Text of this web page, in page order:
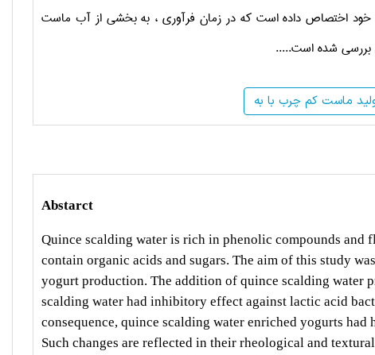
خود اختصاص داده است که در زمان فرآوری ، به بخشی از آب ماست
بررسی شده است.....
ماست کم چرب با به
Abstarct
Quince scalding water is rich in phenolic compounds
contain organic acids and sugars. The aim of this study
yogurt production. The addition of quince scalding water
scalding water had inhibitory effect against lactic acid
consequence, quince scalding water enriched yogurts
Such changes are reflected in their rheological and